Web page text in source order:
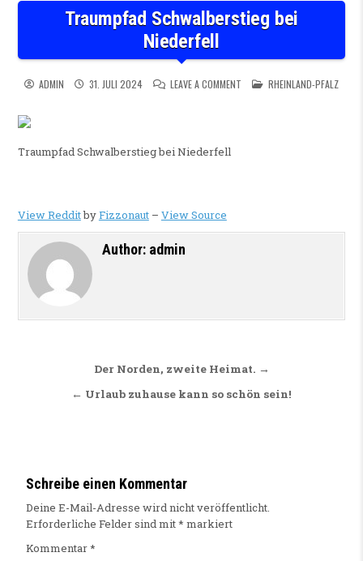
Traumpfad Schwalberstieg bei
Niederfell
ADMIN 31. JULI 2024 LEAVE A COMMENT ON TRAUMPFAD
POSTED IN
RHEINLAND-PFALZ
Traumpfad Schwalberstieg bei Niederfell
View RedditbyFizzonaut– View Source
Author: admin
Beitragsnavigation
Der Norden, zweite Heimat. →
← Urlaub zuhause kann so schön sein!
Schreibe einen Kommentar
Deine E-Mail-Adresse wird nicht veröffentlicht.
Erforderliche Felder sind mit* markiert
Kommentar*